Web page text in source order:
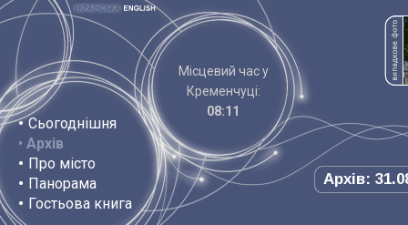
• Сьогоднішня
• Архів
• Про місто
• Панорама
• Гостьова книга
Місцевий час у
Кременчуці:
08:11
Архів: